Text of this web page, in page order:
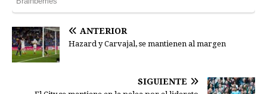
ANTERIOR
Hazard y Carvajal, se mantienen al margen
SIGUIENTE